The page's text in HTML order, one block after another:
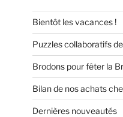
Bientôt les vacances !
Puzzles collaboratifs
Brodons pour fêter la
Bilan de nos achats
Dernières nouveautés